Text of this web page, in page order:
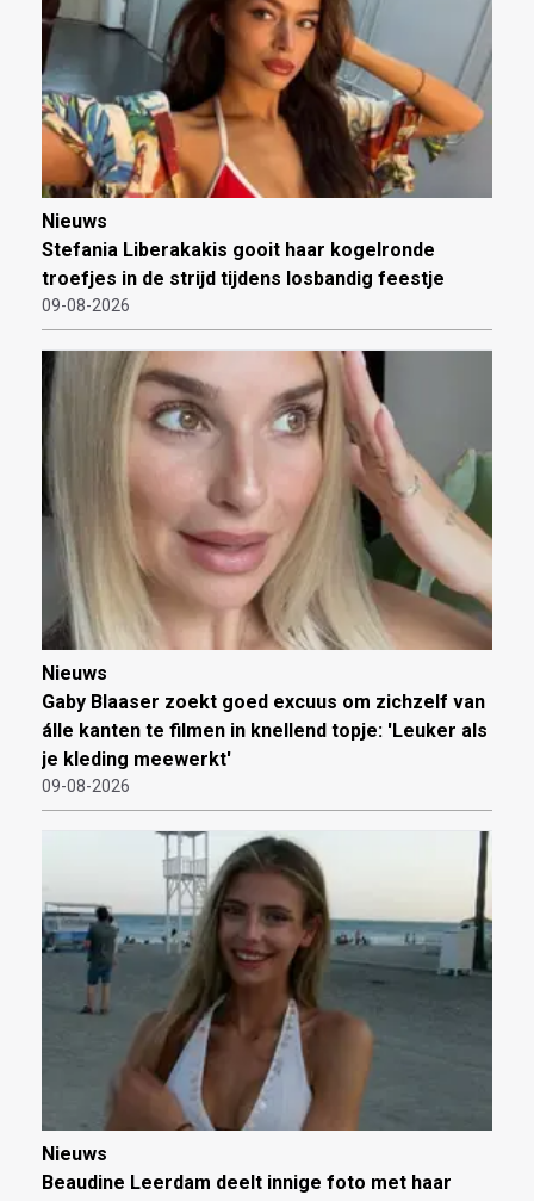
Nieuws
Stefania Liberakakis gooit haar kogelronde
troefjes in de strijd tijdens losbandig feestje
09-08-2026
Nieuws
Gaby Blaaser zoekt goed excuus om zichzelf van
álle kanten te filmen in knellend topje: 'Leuker als
je kleding meewerkt'
09-08-2026
Nieuws
Beaudine Leerdam deelt innige foto met haar